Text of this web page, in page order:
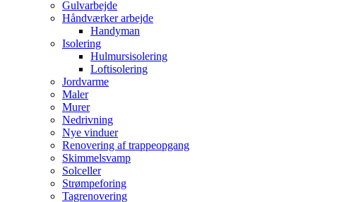
Gulvarbejde
Håndværker arbejde
Handyman
Isolering
Hulmursisolering
Loftisolering
Jordvarme
Maler
Murer
Nedrivning
Nye vinduer
Renovering af trappeopgang
Skimmelsvamp
Solceller
Strømpeforing
Tagrenovering